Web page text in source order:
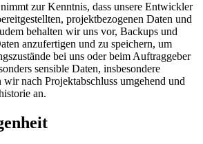
zur Kenntnis, dass unsere Entwickler
projektbezogenen Daten und
behalten wir uns vor, Backups und
anzufertigen und zu speichern, um
bei uns oder beim Auftraggeber
sensible Daten, insbesondere
wir nach Projektabschluss umgehend und
an.